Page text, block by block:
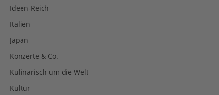
Ideen-Reich
Italien
Japan
Konzerte & Co.
Kulinarisch um die Welt
Kultur